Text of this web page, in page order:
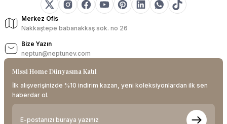
Merkez Ofis
Nakkaştepe babanakkaş sok. no 26
Bize Yazın
neptun@neptunev.com
Missi Home Dünyasına Katıl
İlk alışverişinizde %10 indirim kazan, yeni koleksiyonlardan ilk sen
haberdar ol.